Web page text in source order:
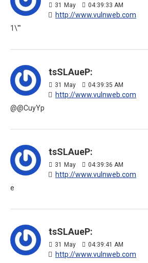
31 May 04:39:33 AM
http://www.vulnweb.com
1\'"
tsSLAueP:
31 May 04:39:35 AM
http://www.vulnweb.com
@@CuyYp
tsSLAueP:
31 May 04:39:36 AM
http://www.vulnweb.com
e
tsSLAueP:
31 May 04:39:41 AM
http://www.vulnweb.com